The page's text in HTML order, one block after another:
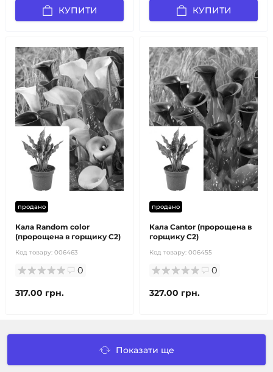
КУПИТИ КУПИТИ
продано
Кала Random color
(пророщена в горщику С2)
Код товару: 006463
0
317.00 грн.
продано
Кала Cantor (пророщена в
горщику С2)
Код товару: 006455
0
327.00 грн.
Показати ще